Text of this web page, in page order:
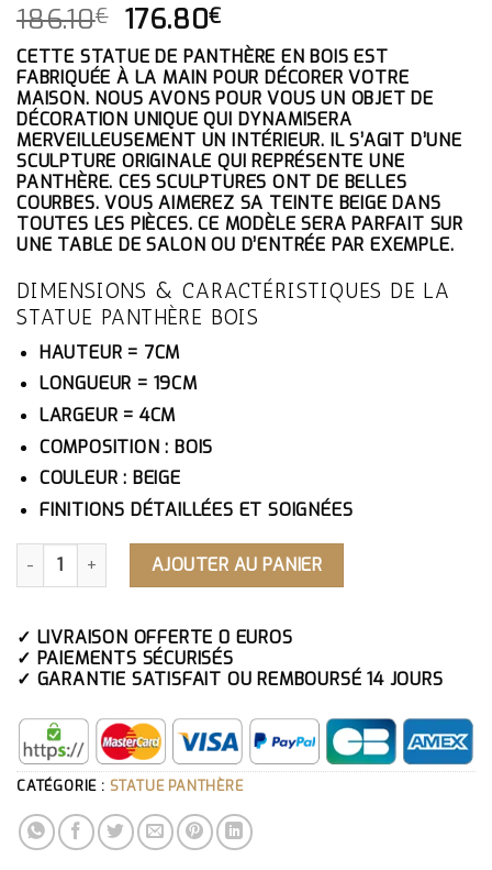
186.10€ LE
PRIX
INITIAL
ÉTAIT :
186.10€.
176.80€
PRIX
ACTUEL
EST :
176.80€.
CETTE STATUE DE PANTHÈRE EN BOIS EST
FABRIQUÉE À LA MAIN POUR DÉCORER VOTRE
MAISON. NOUS AVONS POUR VOUS UN OBJET DE
DÉCORATION UNIQUE QUI DYNAMISERA
MERVEILLEUSEMENT UN INTÉRIEUR. IL S’AGIT D’UNE
SCULPTURE ORIGINALE QUI REPRÉSENTE UNE
PANTHÈRE. CES SCULPTURES ONT DE BELLES
COURBES. VOUS AIMEREZ SA TEINTE BEIGE DANS
TOUTES LES PIÈCES. CE MODÈLE SERA PARFAIT SUR
UNE TABLE DE SALON OU D’ENTRÉE PAR EXEMPLE.
DIMENSIONS & CARACTÉRISTIQUES DE LA
STATUE PANTHÈRE BOIS
HAUTEUR = 7CM
LONGUEUR = 19CM
LARGEUR = 4CM
COMPOSITION : BOIS
COULEUR : BEIGE
FINITIONS DÉTAILLÉES ET SOIGNÉES
QUANTITÉ DE STATUE PANTHÈRE BOIS
AJOUTER AU PANIER
✓ LIVRAISON OFFERTE 0 EUROS
✓ PAIEMENTS SÉCURISÉS
✓ GARANTIE SATISFAIT OU REMBOURSÉ 14 JOURS
CATÉGORIE : STATUE PANTHÈRE